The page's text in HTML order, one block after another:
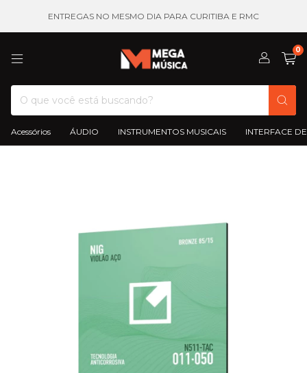
ENTREGAS NO MESMO DIA PARA CURITIBA E RMC
0
Acessórios ÁUDIO INSTRUMENTOS MUSICAIS INTERFACE